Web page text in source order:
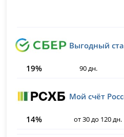
Выгодный
19% 90 дн.
Мой счёт
14% от 30 до 120 дн.